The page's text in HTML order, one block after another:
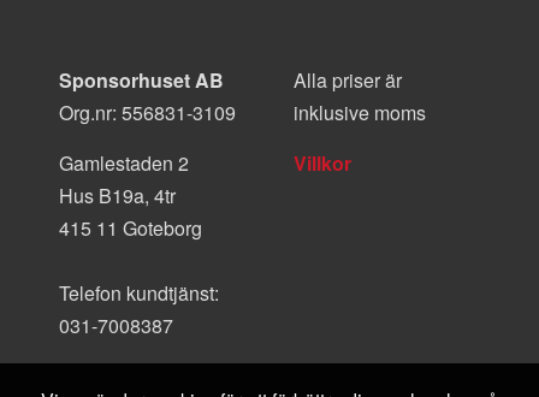
Sponsorhuset AB
Org.nr: 556831-3109
Gamlestaden 2
Hus B19a, 4tr
415 11 Goteborg
Telefon kundtjänst:
031-7008387
Alla priser är
inklusive moms
Villkor